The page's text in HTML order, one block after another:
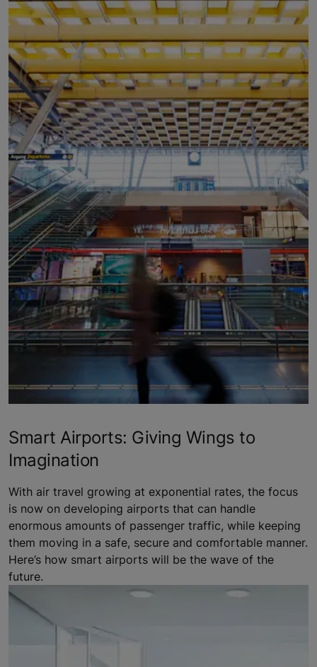
Smart Airports: Giving Wings to
Imagination
With air travel growing at exponential rates, the focus
is now on developing airports that can handle
enormous amounts of passenger traffic, while keeping
them moving in a safe, secure and comfortable manner.
Here’s how smart airports will be the wave of the
future.